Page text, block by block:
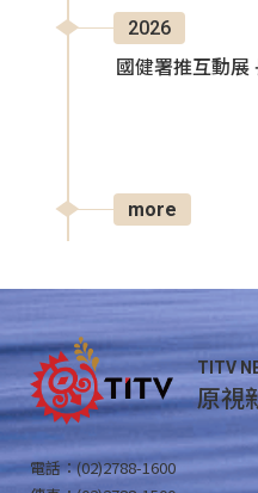
2026
國健署推互動展
more
TITV
原視
電話：(02)2788-1600